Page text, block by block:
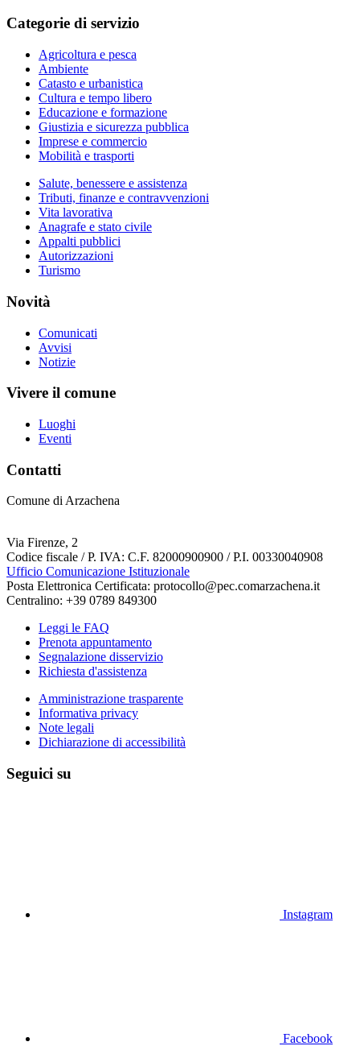
Categorie di servizio
Agricoltura e pesca
Ambiente
Catasto e urbanistica
Cultura e tempo libero
Educazione e formazione
Giustizia e sicurezza pubblica
Imprese e commercio
Mobilità e trasporti
Salute, benessere e assistenza
Tributi, finanze e contravvenzioni
Vita lavorativa
Anagrafe e stato civile
Appalti pubblici
Autorizzazioni
Turismo
Novità
Comunicati
Avvisi
Notizie
Vivere il comune
Luoghi
Eventi
Contatti
Comune di Arzachena
Via Firenze, 2
Codice fiscale / P. IVA: C.F. 82000900900 / P.I. 00330040908
Ufficio Comunicazione Istituzionale
Posta Elettronica Certificata: protocollo@pec.comarzachena.it
Centralino: +39 0789 849300
Leggi le FAQ
Prenota appuntamento
Segnalazione disservizio
Richiesta d'assistenza
Amministrazione trasparente
Informativa privacy
Note legali
Dichiarazione di accessibilità
Seguici su
Instagram
Facebook